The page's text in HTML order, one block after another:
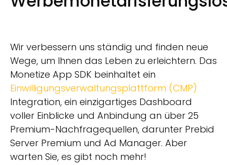
Wir verbessern uns ständig und finden neue
Wege, um Ihnen das Leben zu erleichtern. Das
Monetize App SDK beinhaltet ein
Einwilligungsverwaltungsplattform (CMP)
Integration, ein einzigartiges Dashboard
voller Einblicke und Anbindung an über 25
Premium-Nachfragequellen, darunter Prebid
Server Premium und Ad Manager. Aber
warten Sie, es gibt noch mehr!